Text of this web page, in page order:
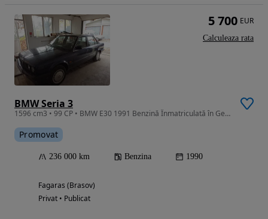
BMW Seria 3
1596 cm3 • 99 CP • BMW E30 1991 Benzină Înmatriculată în Germania
Promovat
236 000 km Benzina 1990
Fagaras (Brasov)
Privat • Publicat
5 700 EUR
Calculeaza rata